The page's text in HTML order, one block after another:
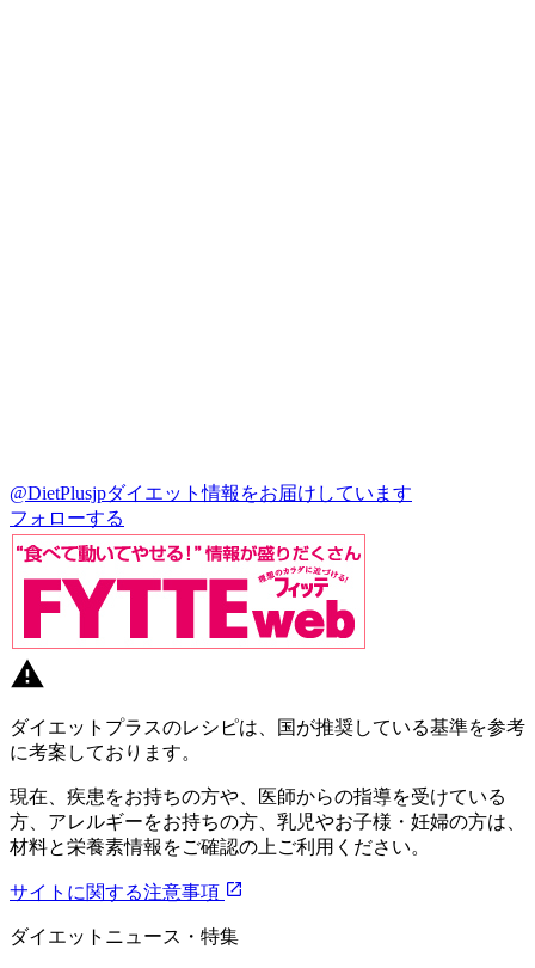
@DietPlusjpダイエット情報をお届けしています
フォローする
ダイエットプラスのレシピは、国が推奨している基準を参考
に考案しております。
現在、疾患をお持ちの方や、医師からの指導を受けている
方、アレルギーをお持ちの方、乳児やお子様・妊婦の方は、
材料と栄養素情報をご確認の上ご利用ください。
サイトに関する注意事項
ダイエットニュース・特集